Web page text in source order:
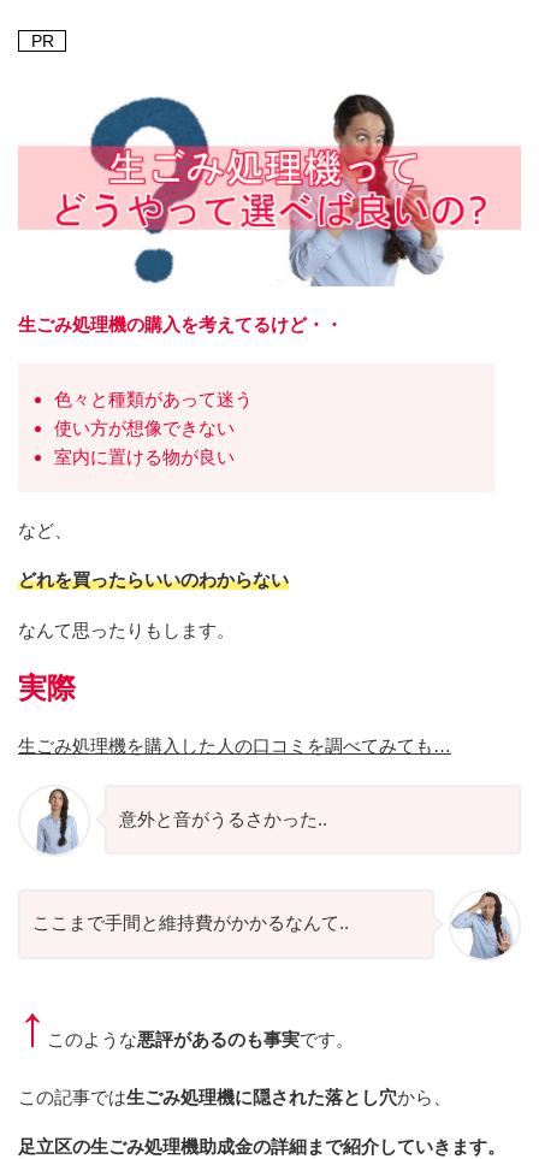
PR
生ごみ処理機の購入を考えてるけど・・
色々と種類があって迷う
使い方が想像できない
室内に置ける物が良い
など、
どれを買ったらいいのわからない
なんて思ったりもします。
実際
生ごみ処理機を購入した人の口コミを調べてみても…
意外と音がうるさかった..
ここまで手間と維持費がかかるなんて..
↑ このような悪評があるのも事実です。
この記事では生ごみ処理機に隠された落とし穴から、
足立区の生ごみ処理機助成金の詳細まで紹介していきます。